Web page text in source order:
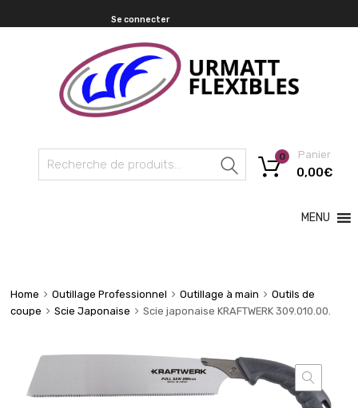
Se connecter
Recherche
Panier
0,00€
0
MENU
Home Outillage Professionnel Outillage à main
Outils de
coupe
Scie Japonaise Scie japonaise KRAFTWERK 309.010.00.